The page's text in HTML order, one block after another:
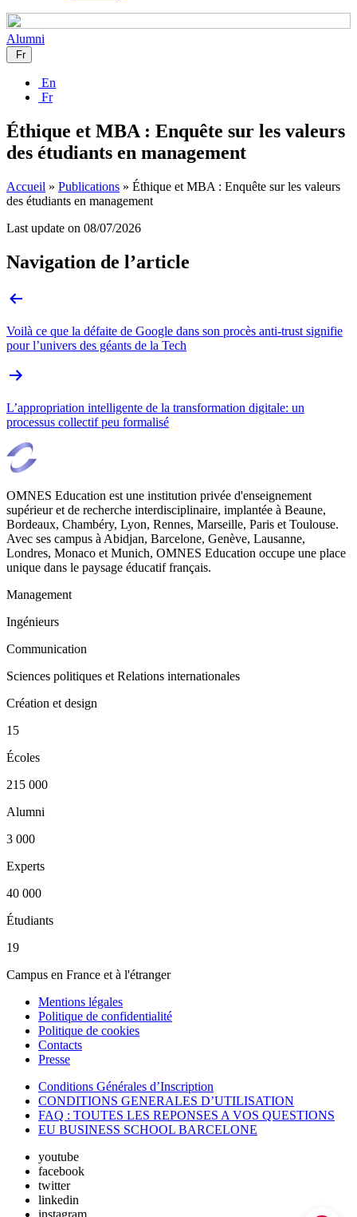
Alumni
Fr
En
Fr
Éthique et MBA : Enquête sur les valeurs
des étudiants en management
Accueil » Publications » Éthique et MBA : Enquête sur les valeurs
des étudiants en management
Last update on 08/07/2026
Navigation de l’article
Voilà ce que la défaite de Google dans son procès anti-trust signifie
pour l’univers des géants de la Tech
L’appropriation intelligente de la transformation digitale: un
processus collectif peu formalisé
OMNES Education est une institution privée d'enseignement
supérieur et de recherche interdisciplinaire, implantée à Beaune,
Bordeaux, Chambéry, Lyon, Rennes, Marseille, Paris et Toulouse.
Avec ses campus à Abidjan, Barcelone, Genève, Lausanne,
Londres, Monaco et Munich, OMNES Education occupe une place
unique dans le paysage éducatif français.
Management
Ingénieurs
Communication
Sciences politiques et Relations internationales
Création et design
15
Écoles
215 000
Alumni
3 000
Experts
40 000
Étudiants
19
Campus en France et à l'étranger
Mentions légales
Politique de confidentialité
Politique de cookies
Contacts
Presse
Conditions Générales d’Inscription
CONDITIONS GENERALES D’UTILISATION
FAQ : TOUTES LES REPONSES A VOS QUESTIONS
EU BUSINESS SCHOOL BARCELONE
youtube
facebook
twitter
linkedin
instagram